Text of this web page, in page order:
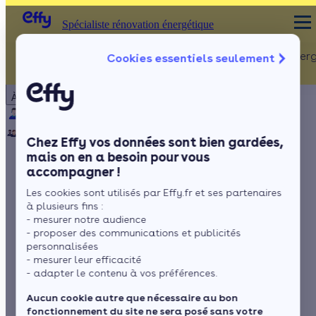
Cookies essentiels seulement
Chez Effy vos données sont bien gardées,
mais on en a besoin pour vous
accompagner !
Les cookies sont utilisés par Effy.fr et ses partenaires
à plusieurs fins :
- mesurer notre audience
- proposer des communications et publicités
personnalisées
- mesurer leur efficacité
- adapter le contenu à vos préférences.
Aucun cookie autre que nécessaire au bon
fonctionnement du site ne sera posé sans votre
À propos
Notre équipe
Rejoignez-nous Presse
Spécialiste rénovation énergétique Rénovation
Murs
Sols
Spécialiste rénovation énergétique
Taxe foncière
résidence secondaire
: ce qu’il faut savoir
Amandine Martinet 4 min de lecture